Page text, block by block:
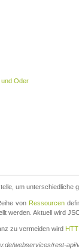
und Oder
um
von Ressourcen
werden. Aktuell wird
zu vermeiden wird
webservices/rest-api/